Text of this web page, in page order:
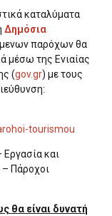
καταλύματα
Δημόσια
παρόχων θα
μέσω της Ενιαίας
(gov.gr) με τους
tourismou
Εργασία και
Πάροχοι
θα είναι δυνατή